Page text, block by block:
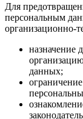
Для
персональным
организационно-
назначение
данных;